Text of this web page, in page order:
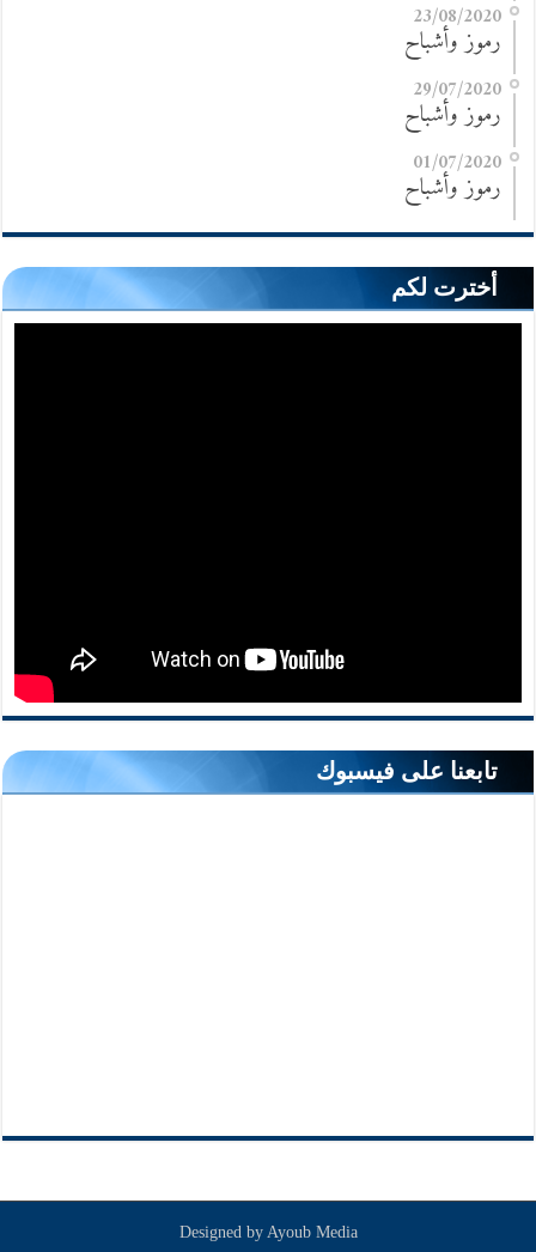
23/08/2020
رموز وأشباح
29/07/2020
رموز وأشباح
01/07/2020
رموز وأشباح
أخترت لكم
تابعنا على فيسبوك
Designed by Ayoub Media